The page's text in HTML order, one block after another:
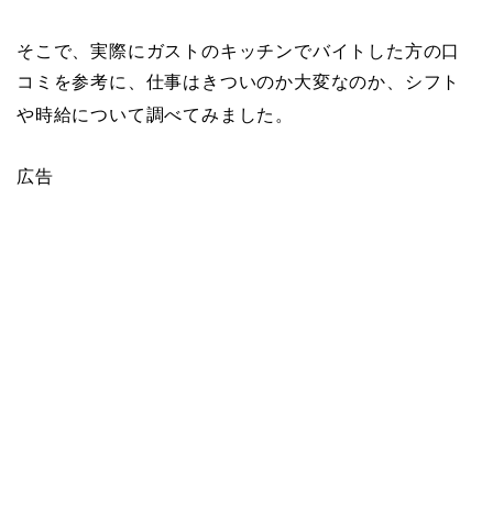
そこで、実際にガストのキッチンでバイトした方の口
コミを参考に、仕事はきついのか大変なのか、シフト
や時給について調べてみました。
広告